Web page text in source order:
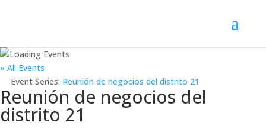
« All Events
Event Series: Reunión de negocios del distrito 21
Reunión de negocios del
distrito 21